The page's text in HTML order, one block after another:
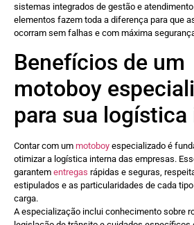
sistemas integrados de gestão e
elementos fazem toda a diferença para que
ocorram sem falhas e com máxima
Benefícios de um
motoboy
para sua logística
Contar com um motoboy especializado é
otimizar a logística interna das empresas.
garantem entregas rápidas e seguras,
estipulados e as particularidades de cada
carga.
A especialização inclui conhecimento sobre